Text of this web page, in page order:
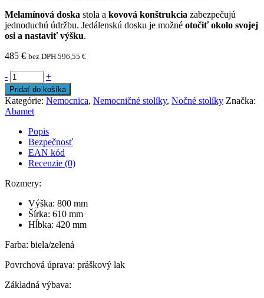
Melamínová doska stola a kovová konštrukcia zabezpečujú
jednoduchú údržbu. Jedálenskú dosku je možné otočiť okolo svojej
osi a nastaviť výšku.
485 € bez DPH 596,55 €
- +
Pridať do košíka
Kategórie: Nemocnica, Nemocničné stolíky, Nočné stolíky Značka:
Abamet
Popis
Bezpečnosť
EAN kód
Recenzie (0)
Rozmery:
Výška: 800 mm
Šírka: 610 mm
Hĺbka: 420 mm
Farba: biela/zelená
Povrchová úprava: práškový lak
Základná výbava: